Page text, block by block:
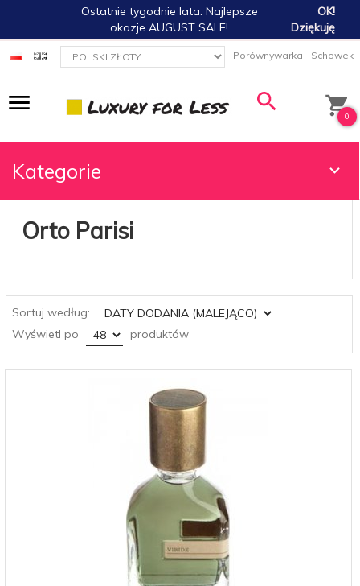
Ostatnie tygodnie lata. Najlepsze
okazje AUGUST SALE!
OK!
Dziękuję
currency_h Porównywarka Schowek
0
Kategorie
Orto Parisi
Sortuj według:
sort
Wyświetl po
pop produktów